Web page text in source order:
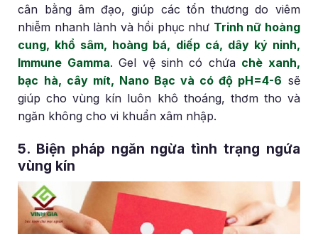
cân bằng âm đạo, giúp các tổn thương do viêm
nhiễm nhanh lành và hồi phục như Trinh nữ hoàng
cung, khổ sâm, hoàng bá, diếp cá, dây ký ninh,
Immune Gamma. Gel vệ sinh có chứa chè xanh,
bạc hà, cây mít, Nano Bạc và có độ pH=4-6 sẽ
giúp cho vùng kín luôn khô thoáng, thơm tho và
ngăn không cho vi khuẩn xâm nhập.
5. Biện pháp ngăn ngừa tình trạng ngứa
vùng kín